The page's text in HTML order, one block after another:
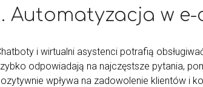
Automatyzacja w
i wirtualni asystenci potrafią
odpowiadają na najczęstsze pytania,
wpływa na zadowolenie klientów i